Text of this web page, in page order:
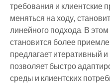
требования и клиентские
меняться на ходу,
линейного подхода. В
становится более
предлагает итеративный
позволяет быстро
среды и клиентских